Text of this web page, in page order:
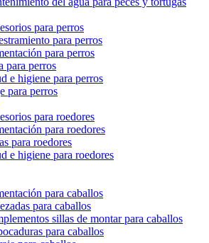
para perros
para perros
para perros
para perros
e higiene para perros
para perros
para roedores
para roedores
para roedores
e higiene para roedores
para caballos
para caballos
sillas de montar para caballos
para caballos